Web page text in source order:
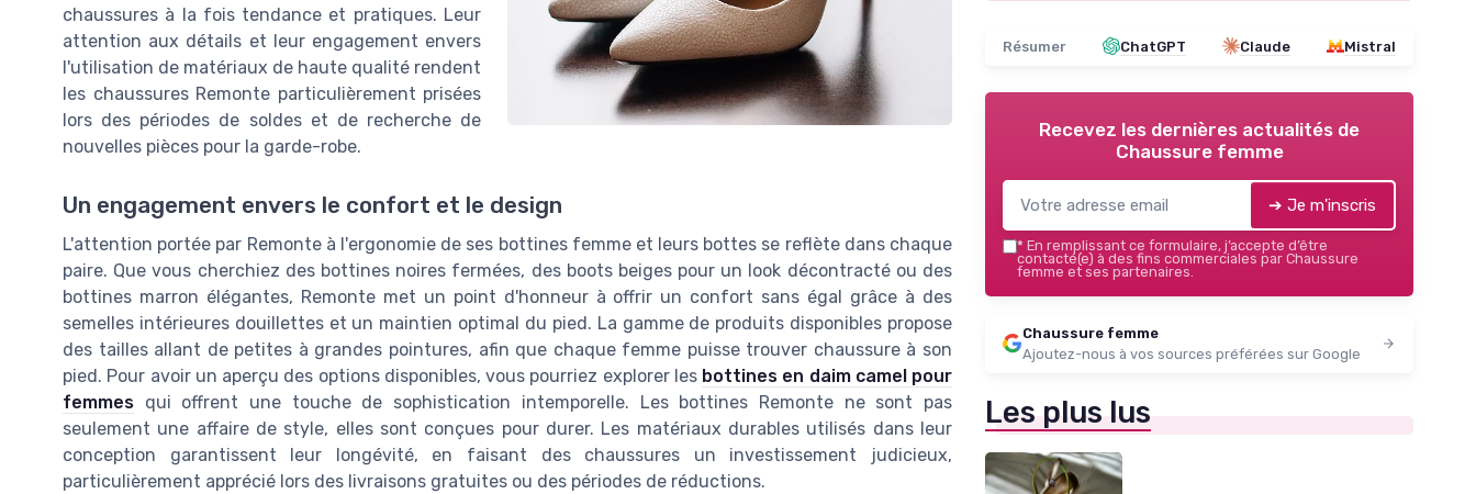
chaussures à la fois tendance et pratiques. Leur
attention aux détails et leur engagement envers
l'utilisation de matériaux de haute qualité rendent
les chaussures Remonte particulièrement prisées
lors des périodes de soldes et de recherche de
nouvelles pièces pour la garde-robe.
Un engagement envers le confort et le design
L'attention portée par Remonte à l'ergonomie de ses bottines femme et leurs bottes se reflète dans chaque
paire. Que vous cherchiez des bottines noires fermées, des boots beiges pour un look décontracté ou des
bottines marron élégantes, Remonte met un point d'honneur à offrir un confort sans égal grâce à des
semelles intérieures douillettes et un maintien optimal du pied. La gamme de produits disponibles propose
des tailles allant de petites à grandes pointures, afin que chaque femme puisse trouver chaussure à son
pied. Pour avoir un aperçu des options disponibles, vous pourriez explorer les bottines en daim camel pour
femmes qui offrent une touche de sophistication intemporelle. Les bottines Remonte ne sont pas
seulement une affaire de style, elles sont conçues pour durer. Les matériaux durables utilisés dans leur
conception garantissent leur longévité, en faisant des chaussures un investissement judicieux,
particulièrement apprécié lors des livraisons gratuites ou des périodes de réductions.
Résumer ChatGPT Claude Mistral
Recevez les dernières actualités de
Chaussure femme
➔ Je m'inscris
* En remplissant ce formulaire, j’accepte d’être
contacté(e) à des fins commerciales par Chaussure
femme et ses partenaires.
Chaussure femme
Ajoutez-nous à vos sources préférées sur Google
Les plus lus